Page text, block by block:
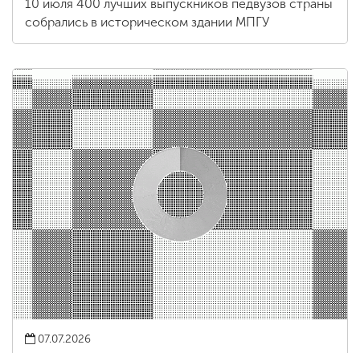
10 июля 400 лучших выпускников педвузов страны
собрались в историческом здании МПГУ
07.07.2026